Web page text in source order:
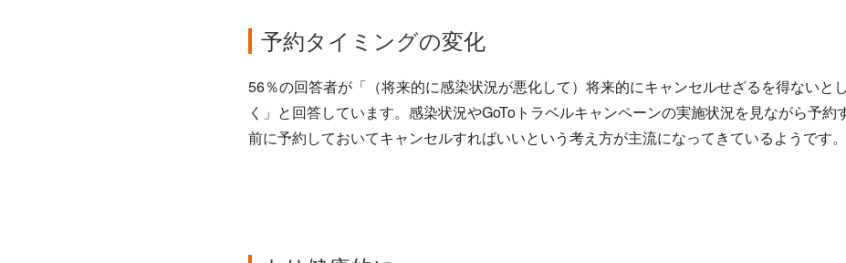
予約タイミングの変化
56％の回答者が「（将来的に感染状況が悪化して）将来的にキャンセルせざるを得ないと
く」と回答しています。感染状況やGoToトラベルキャンペーンの実施状況を見ながら予約
前に予約しておいてキャンセルすればいいという考え方が主流になってきているようです。